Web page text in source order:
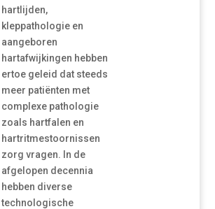
hartlijden,
kleppathologie en
aangeboren
hartafwijkingen hebben
ertoe geleid dat steeds
meer patiënten met
complexe pathologie
zoals hartfalen en
hartritmestoornissen
zorg vragen. In de
afgelopen decennia
hebben diverse
technologische